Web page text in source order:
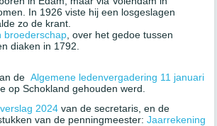
In 1926 viste hij een losgeslagen
zo de krant.
broederschap , over het gedoe tussen
diaken in 1792.
deAlgemene ledenvergadering 11 januari
op Schokland gehouden werd.
2024 van de secretaris, en de
van de penningmeester:Jaarrekening